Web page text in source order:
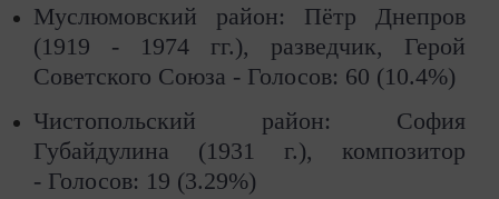
Муслюмовский район: Пётр Днепров
(1919 - 1974 гг.), разведчик, Герой
Советского Союза - Голосов: 60 (10.4%)
Чистопольский район: София
Губайдулина (1931 г.), композитор
- Голосов: 19 (3.29%)